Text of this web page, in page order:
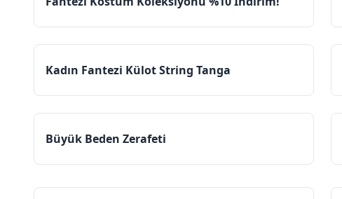
Kadın Fantezi Külot String Tanga
Büyük Beden Zerafeti